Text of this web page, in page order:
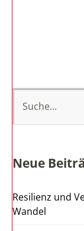
Neue
Resilienz und
Wandel